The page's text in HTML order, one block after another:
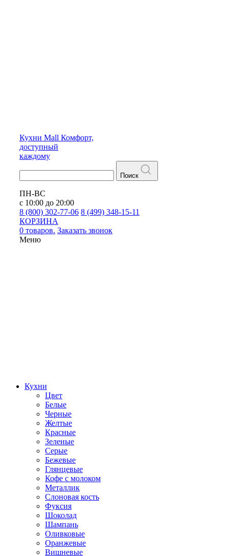
Кухни Mall Комфорт,
доступный
каждому
Поиск
ПН-ВС
с 10:00 до 20:00
8 (800) 302-77-06 8 (499) 348-15-11
КОРЗИНА
0 товаров. Заказать звонок
Меню
Кухни
Цвет
Белые
Черные
Желтые
Красные
Зеленые
Серые
Бежевые
Глянцевые
Кофе с молоком
Металлик
Слоновая кость
Фуксия
Шоколад
Шампань
Оливковые
Оранжевые
Вишневые